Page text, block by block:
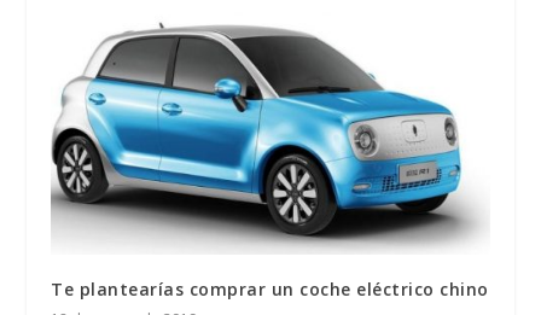
Te plantearías comprar un coche eléctrico chino